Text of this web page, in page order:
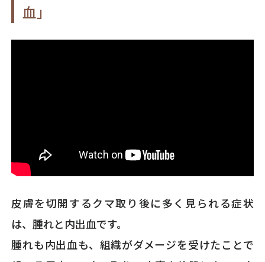
血」
皮膚を切開するクマ取り後に多く見られる症状
は、腫れと内出血です。
腫れも内出血も、組織がダメージを受けたことで